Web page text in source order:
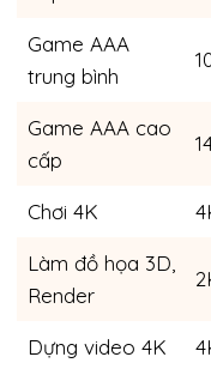
Game AAA
trung bình
Game AAA cao
cấp
Chơi 4K
Làm đồ họa 3D,
Render
Dựng video 4K